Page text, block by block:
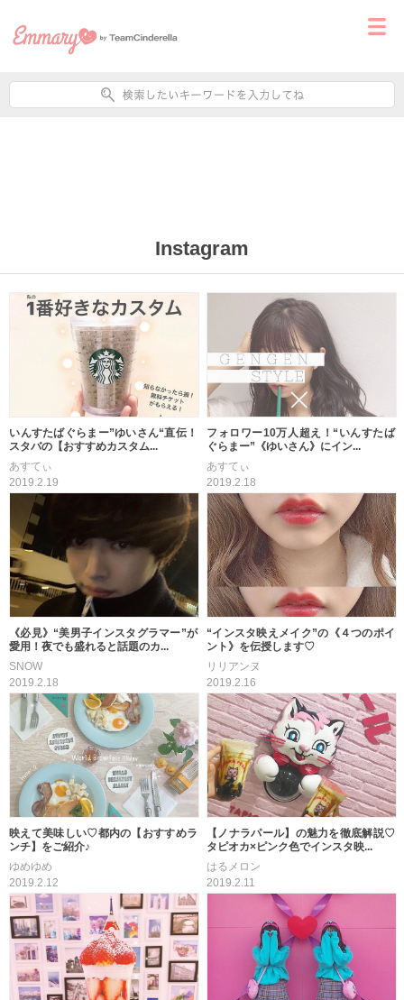
Instagram
いんすたばぐらまー”ゆいさん“直伝！
スタバの【おすすめカスタム...
あすてぃ
2019.2.19
フォロワー10万人超え！“いんすたば
ぐらまー”《ゆいさん》にイン...
あすてぃ
2019.2.18
《必見》“美男子インスタグラマー”が
愛用！夜でも盛れると話題のカ...
SNOW
2019.2.18
“インスタ映えメイク”の《４つのポイ
ント》を伝授します♡
リリアンヌ
2019.2.16
映えて美味しい♡都内の【おすすめラ
ンチ】をご紹介♪
ゆめゆめ
2019.2.12
【ノナラパール】の魅力を徹底解説♡
タピオカ×ピンク色でインスタ映...
はるメロン
2019.2.11